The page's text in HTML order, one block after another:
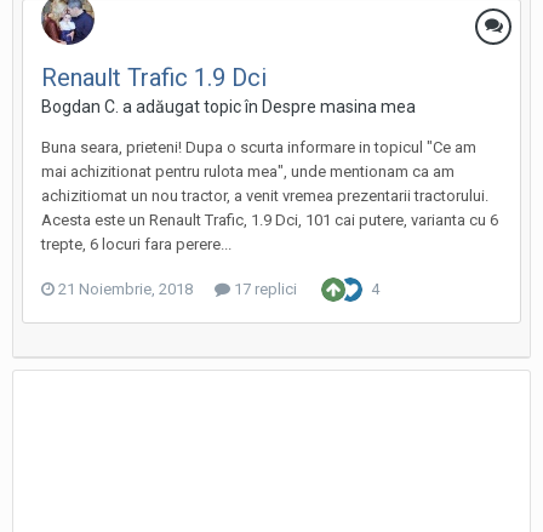
Renault Trafic 1.9 Dci
Bogdan C. a adăugat topic în Despre masina mea
Buna seara, prieteni! Dupa o scurta informare in topicul "Ce am
mai achizitionat pentru rulota mea", unde mentionam ca am
achizitiomat un nou tractor, a venit vremea prezentarii tractorului.
Acesta este un Renault Trafic, 1.9 Dci, 101 cai putere, varianta cu 6
trepte, 6 locuri fara perere...
21 Noiembrie, 2018 17 replici 4